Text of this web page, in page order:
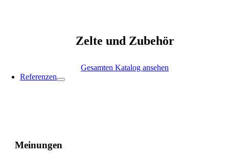
Zelte und Zubehör
Gesamten Katalog ansehen
Referenzen
Meinungen